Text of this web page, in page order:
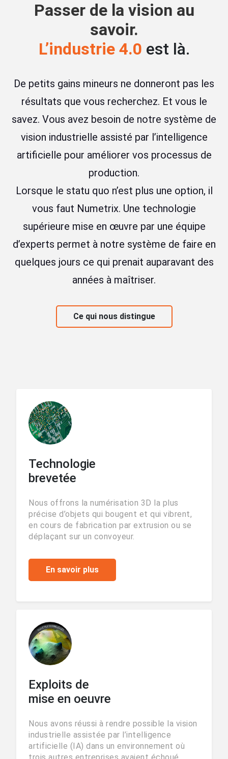
Passer de la vision au
savoir.
L’industrie 4.0 est là.
De petits gains mineurs ne donneront pas les
résultats que vous recherchez. Et vous le
savez. Vous avez besoin de notre système de
vision industrielle assisté par l’intelligence
artificielle pour améliorer vos processus de
production.
Lorsque le statu quo n’est plus une option, il
vous faut Numetrix. Une technologie
supérieure mise en œuvre par une équipe
d’experts permet à notre système de faire en
quelques jours ce qui prenait auparavant des
années à maîtriser.
Ce qui nous distingue
Technologie
brevetée
Nous offrons la numérisation 3D la plus
précise d’objets qui bougent et qui vibrent,
en cours de fabrication par extrusion ou se
déplaçant sur un convoyeur.
En savoir plus
Exploits de
mise en oeuvre
Nous avons réussi à rendre possible la vision
industrielle assistée par l’intelligence
artificielle (IA) dans un environnement où